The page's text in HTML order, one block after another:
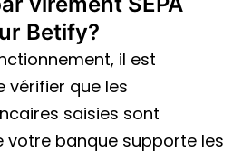
Betify?
il est
vérifier que les
saisies sont
votre banque supporte les